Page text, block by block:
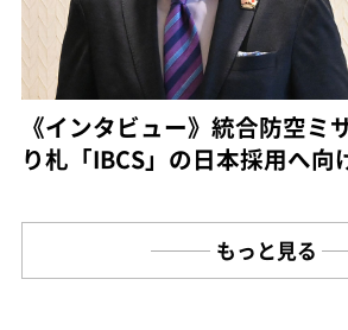
《インタビュー》統合防空ミ
り札「IBCS」の日本採用へ向
もっと見る